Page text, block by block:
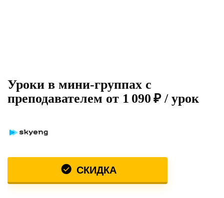
Уроки в мини-группах с
преподавателем от 1 090 ₽ / урок
СКИДКА